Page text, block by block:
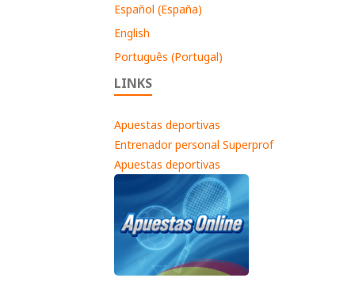
Español (España)
English
Português (Portugal)
LINKS
Apuestas deportivas
Entrenador personal Superprof
Apuestas deportivas